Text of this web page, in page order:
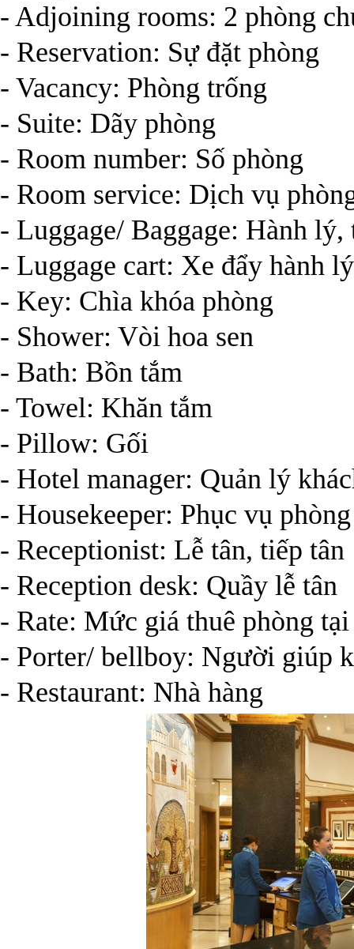
- Adjoining rooms: 2 phòng
- Reservation: Sự đặt phòng
- Vacancy: Phòng trống
- Suite: Dãy phòng
- Room number: Số phòng
- Room service: Dịch vụ
- Luggage/ Baggage: Hành lý,
- Luggage cart: Xe đẩy hành lý
- Key: Chìa khóa phòng
- Shower: Vòi hoa sen
- Bath: Bồn tắm
- Towel: Khăn tắm
- Pillow: Gối
- Hotel manager: Quản lý
- Housekeeper: Phục vụ phòng
- Receptionist: Lễ tân, tiếp tân
- Reception desk: Quầy lễ tân
- Rate: Mức giá thuê phòng
- Porter/ bellboy: Người giúp
- Restaurant: Nhà hàng